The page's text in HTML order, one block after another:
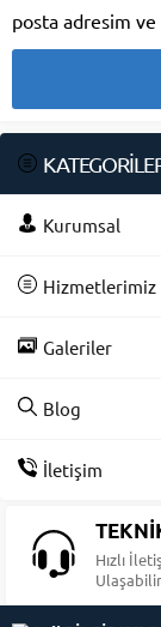
posta adresim ve
Kurumsal
Hizmetlerimiz
Galeriler
Blog
İletişim
Hızlı